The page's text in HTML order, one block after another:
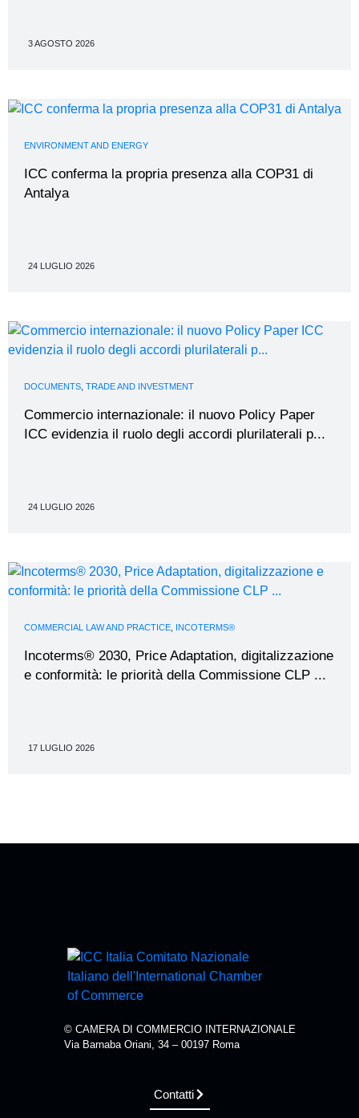
3 AGOSTO 2026
ENVIRONMENT AND ENERGY
ICC conferma la propria presenza alla COP31 di
Antalya
24 LUGLIO 2026
DOCUMENTS TRADE AND INVESTMENT
Commercio internazionale: il nuovo Policy Paper
ICC evidenzia il ruolo degli accordi plurilaterali p...
24 LUGLIO 2026
COMMERCIAL LAW AND PRACTICE INCOTERMS®
Incoterms® 2030, Price Adaptation, digitalizzazione
e conformità: le priorità della Commissione CLP ...
17 LUGLIO 2026
© CAMERA DI COMMERCIO INTERNAZIONALE
Via Barnaba Oriani, 34 – 00197 Roma
Contatti